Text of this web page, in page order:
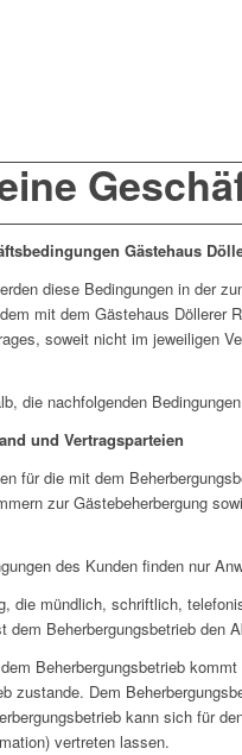
Gästehaus
diese Bedingungen in der
mit dem Gästehaus Döllerer
soweit nicht im jeweiligen
die nachfolgenden
und Vertragsparteien
für die mit dem
zur Gästebeherbergung
des Kunden finden nur
die mündlich, schriftlich,
dem Beherbergungsbetrieb den
Beherbergungsbetrieb
zustande. Dem
kann sich für
vertreten lassen.